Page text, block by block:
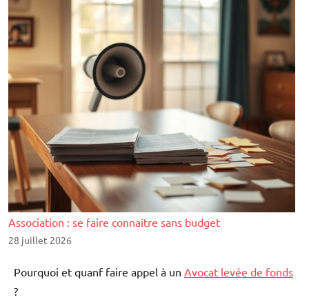
Association : se faire connaître sans budget
28 juillet 2026
Pourquoi et quanf faire appel à un Avocat levée de fonds
?